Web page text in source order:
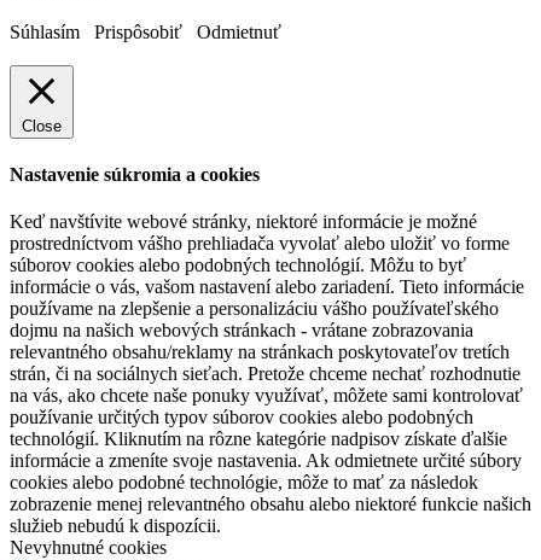
Súhlasím Prispôsobiť Odmietnuť
Close
Nastavenie súkromia a cookies
Keď navštívite webové stránky, niektoré informácie je možné
prostredníctvom vášho prehliadača vyvolať alebo uložiť vo forme
súborov cookies alebo podobných technológií. Môžu to byť
informácie o vás, vašom nastavení alebo zariadení. Tieto informácie
používame na zlepšenie a personalizáciu vášho používateľského
dojmu na našich webových stránkach - vrátane zobrazovania
relevantného obsahu/reklamy na stránkach poskytovateľov tretích
strán, či na sociálnych sieťach. Pretože chceme nechať rozhodnutie
na vás, ako chcete naše ponuky využívať, môžete sami kontrolovať
používanie určitých typov súborov cookies alebo podobných
technológií. Kliknutím na rôzne kategórie nadpisov získate ďalšie
informácie a zmeníte svoje nastavenia. Ak odmietnete určité súbory
cookies alebo podobné technológie, môže to mať za následok
zobrazenie menej relevantného obsahu alebo niektoré funkcie našich
služieb nebudú k dispozícii.
Nevyhnutné cookies